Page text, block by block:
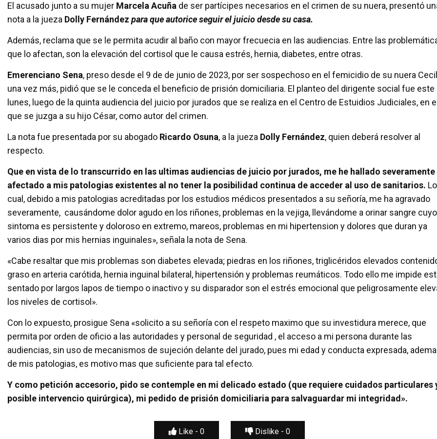
ce
b
o
o
k
tt
er
at
s
A
p
p
ail m
p
ar
tir
El acusado junto a su mujer Marcela Acuña de ser partícipes necesarios en el crimen de su nuera, presentó
nota a la jueza Dolly Fernández para que autorice seguir el juicio desde su casa.
Además, reclama que se le permita acudir al baño con mayor frecuecia en las audiencias. Entre las
que lo afectan, son la elevación del cortisol que le causa estrés, hernia, diabetes, entre otras.
Emerenciano Sena, preso desde el 9 de de junio de 2023, por ser sospechoso en el femicidio de su nuera
una vez más, pidió que se le conceda el beneficio de prisión domiciliaria. El planteo del dirigente social fue este
lunes, luego de la quinta audiencia del juicio por jurados que se realiza en el Centro de Estuidios Judiciales, en
que se juzga a su hijo César, como autor del crimen.
La nota fue presentada por su abogado Ricardo Osuna, a la jueza Dolly Fernández, quien deberá resolver al
respecto.
Que en vista de lo transcurrido en las ultimas audiencias de juicio por jurados, me he hallado severamente
afectado a mis patologias existentes al no tener la posibilidad continua de acceder al uso de sanitarios. Lo
cual, debido a mis patologias acreditadas por los estudios médicos presentados a su señoría, me ha agravado
severamente, causándome dolor agudo en los riñones, problemas en la vejiga, llevándome a orinar sangre cuyo
sintoma es persistente y doloroso en extremo, mareos, problemas en mi hipertension y dolores que duran ya
varios dias por mis hernias inguinales», señala la nota de Sena.
«Cabe resaltar que mis problemas son diabetes elevada; piedras en los riñones, triglicéridos elevados
graso en arteria carótida, hernia inguinal bilateral, hipertensión y problemas reumáticos. Todo ello me impide
sentado por largos lapos de tiempo o inactivo y su disparador son el estrés emocional que peligrosamente
los niveles de cortisol».
Con lo expuesto, prosigue Sena «solicito a su señoría con el respeto maximo que su investidura merece, que
permita por orden de oficio a las autoridades y personal de seguridad , el acceso a mi persona durante las
audiencias, sin uso de mecanismos de sujeción delante del jurado, pues mi edad y conducta expresada,
de mis patologias, es motivo mas que suficiente para tal efecto.
Y como petición accesorio, pido se contemple en mi delicado estado (que requiere cuidados particulares
posible intervencio quirúrgica), mi pedido de prisión domiciliaria para salvaguardar mi integridad».
Like - 0 Dislike - 0